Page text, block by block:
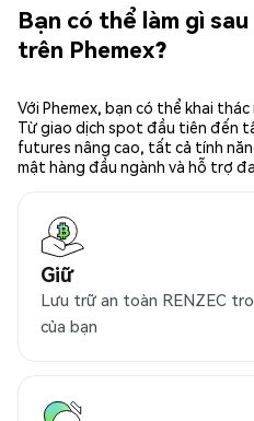
Bạn có thể làm gì sau
trên Phemex?
Với Phemex, bạn có thể khai
Từ giao dịch spot đầu tiên đến
futures nâng cao, tất cả tính
mật hàng đầu ngành và hỗ trợ
Giữ
Lưu trữ an toàn RENZEC
của bạn